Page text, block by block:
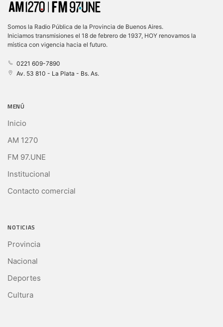
Somos la Radio Pública de la Provincia de Buenos Aires.
Iniciamos transmisiones el 18 de febrero de 1937, HOY renovamos la
mística con vigencia hacia el futuro.
0221 609-7890
Av. 53 810 - La Plata - Bs. As.
MENÚ
Inicio
AM 1270
FM 97.UNE
Institucional
Contacto comercial
NOTICIAS
Provincia
Nacional
Deportes
Cultura